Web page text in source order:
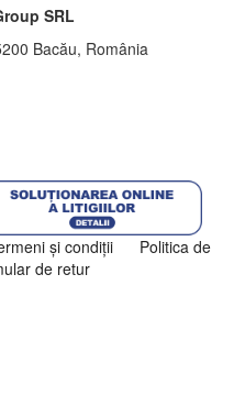
SRL
Bacău, România
şi condiţii
Politica de
de retur